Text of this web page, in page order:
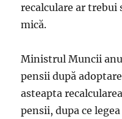
recalculare ar trebui
mică.
Ministrul Muncii
pensii după
asteapta
pensii, dupa ce